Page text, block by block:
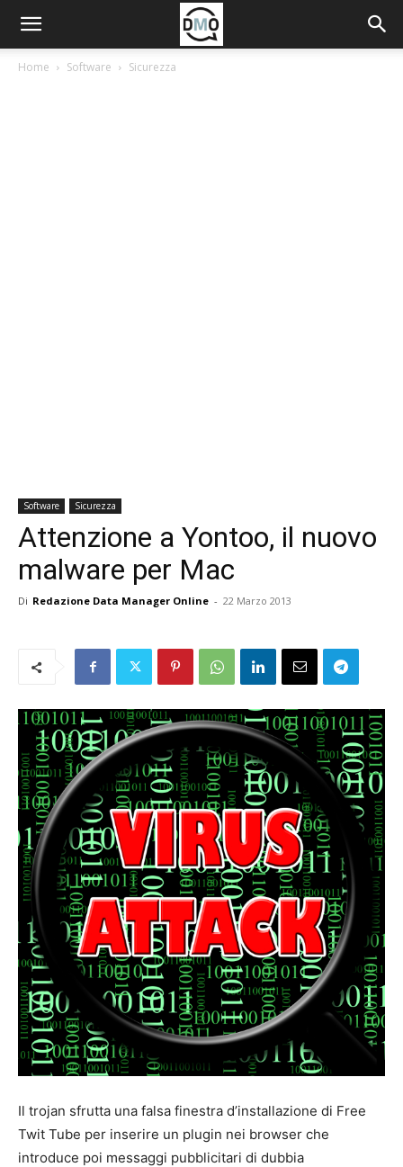
Home Software Sicurezza
Software Sicurezza
Attenzione a Yontoo, il nuovo
malware per Mac
Di Redazione Data Manager Online - 22 Marzo 2013
Il trojan sfrutta una falsa finestra d’installazione di Free
Twit Tube per inserire un plugin nei browser che
introduce poi messaggi pubblicitari di dubbia